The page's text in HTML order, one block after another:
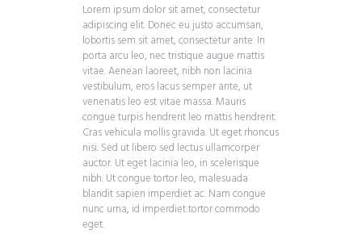
Lorem ipsum dolor sit amet, consectetur
adipiscing elit. Donec eu justo accumsan,
lobortis sem sit amet, consectetur ante. In
porta arcu leo, nec tristique augue mattis
vitae. Aenean laoreet, nibh non lacinia
vestibulum, eros lacus semper ante, ut
venenatis leo est vitae massa. Mauris
congue turpis hendrerit leo mattis hendrerit.
Cras vehicula mollis gravida. Ut eget rhoncus
nisi. Sed ut libero sed lectus ullamcorper
auctor. Ut eget lacinia leo, in scelerisque
nibh. Ut congue tortor leo, malesuada
blandit sapien imperdiet ac. Nam congue
nunc urna, id imperdiet tortor commodo
eget.